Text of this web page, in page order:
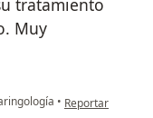
tratamiento
Muy
• en opinión del
Reportar